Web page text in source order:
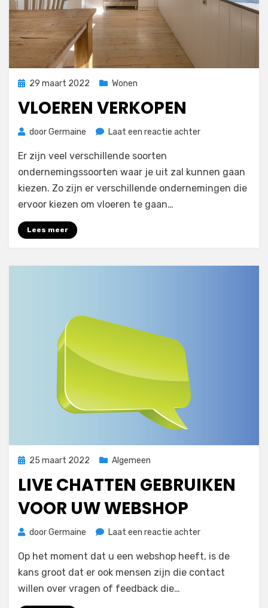
Geplaatst
29 maart 2022 Wonen
VLOEREN VERKOPEN
doorGermaine Laat een reactie achterop
Er zijn veel verschillende soorten
ondernemingssoorten waar je uit zal kunnen gaan
kiezen. Zo zijn er verschillende ondernemingen die
ervoor kiezen om vloeren te gaan…
Lees meer
Geplaatst
25 maart 2022 Algemeen
LIVE CHATTEN GEBRUIKEN
VOOR UW WEBSHOP
doorGermaine Laat een reactie achterop
chatten
gebruiken
Op het moment dat u een webshop heeft, is de
kans groot dat er ook mensen zijn die contact
willen over vragen of feedback die…